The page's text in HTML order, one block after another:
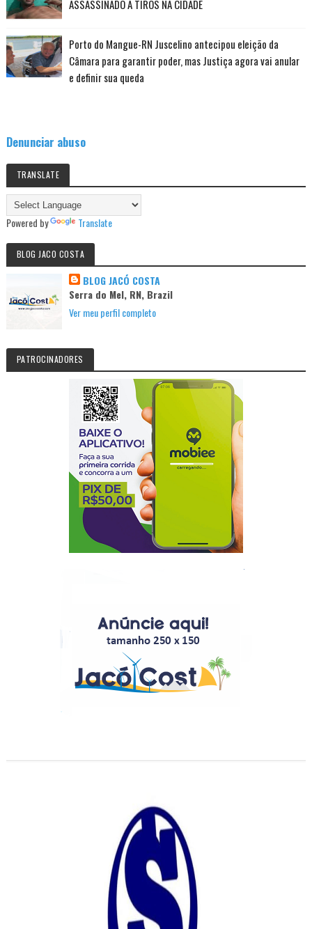
ASSASSINADO A TIROS NA CIDADE
Porto do Mangue-RN Juscelino antecipou eleição da
Câmara para garantir poder, mas Justiça agora vai anular
e definir sua queda
Denunciar abuso
TRANSLATE
Powered by Translate
BLOG JACO COSTA
BLOG JACÓ COSTA
Serra do Mel, RN, Brazil
Ver meu perfil completo
PATROCINADORES